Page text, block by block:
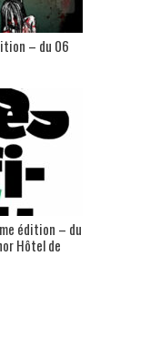
– du 06
édition – du
Hôtel de